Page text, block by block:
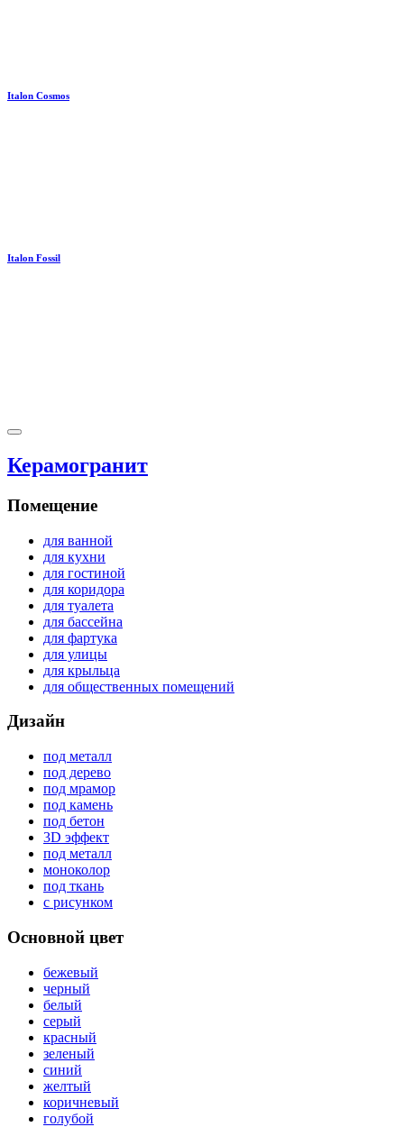
Italon Cosmos
Italon Fossil
Керамогранит
Помещение
для ванной
для кухни
для гостиной
для коридора
для туалета
для бассейна
для фартука
для улицы
для крыльца
для общественных помещений
Дизайн
под металл
под дерево
под мрамор
под камень
под бетон
3D эффект
под металл
моноколор
под ткань
с рисунком
Основной цвет
бежевый
черный
белый
серый
красный
зеленый
синий
желтый
коричневый
голубой